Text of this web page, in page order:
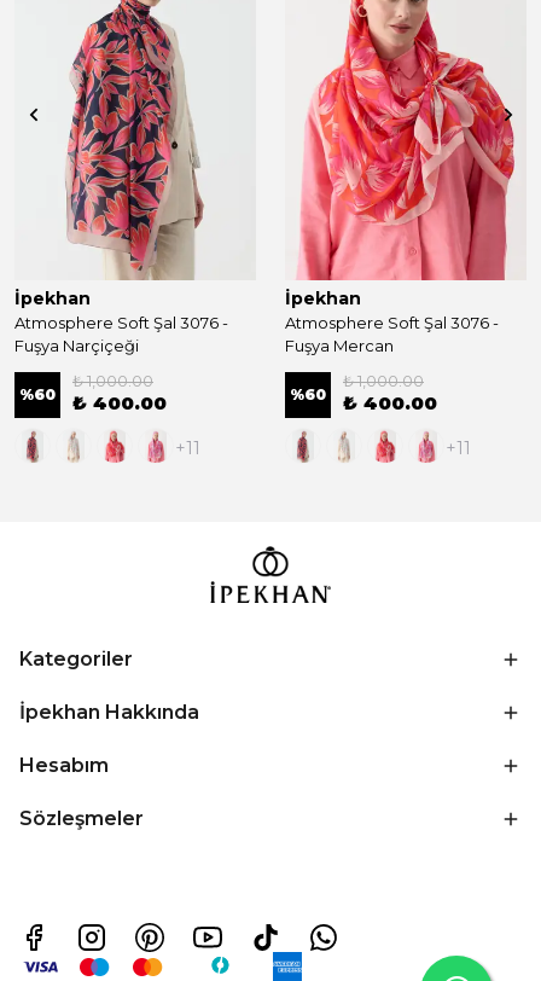
İpekhan
Atmosphere Soft Şal 3076 -
Fuşya Narçiçeği
%60
₺ 1,000.00
₺ 400.00
+11
İpekhan
Atmosphere Soft Şal 3076 -
Fuşya Mercan
%60
₺ 1,000.00
₺ 400.00
+11
Kategoriler
İpekhan Hakkında
Hesabım
Sözleşmeler